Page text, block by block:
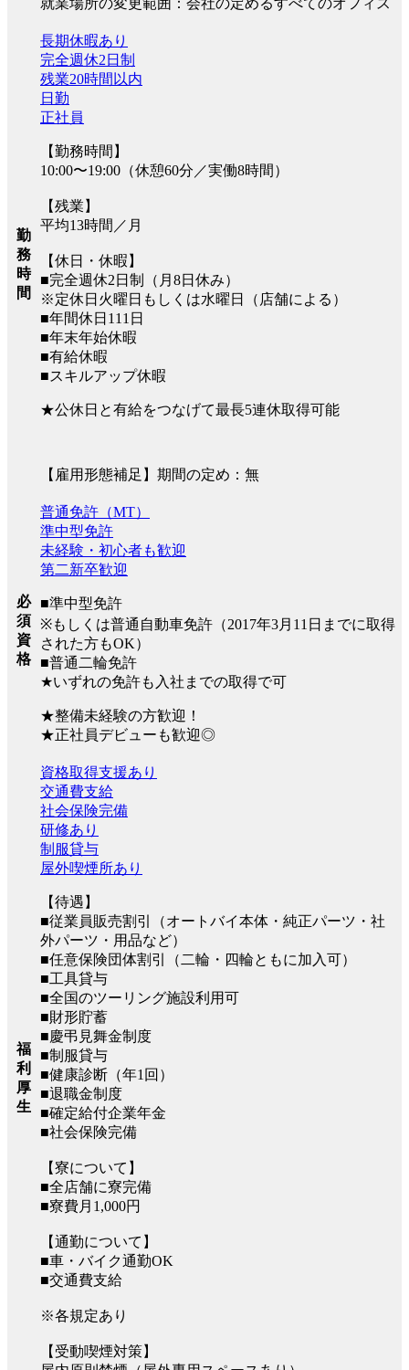
就業場所の変更範囲：会社の定めるすべてのオフィス
勤
務
時
間
長期休暇あり
完全週休2日制
残業20時間以内
日勤
正社員
【勤務時間】
10:00〜19:00（休憩60分／実働8時間）
【残業】
平均13時間／月
【休日・休暇】
■完全週休2日制（月8日休み）
※定休日火曜日もしくは水曜日（店舗による）
■年間休日111日
■年末年始休暇
■有給休暇
■スキルアップ休暇
★公休日と有給をつなげて最長5連休取得可能
【雇用形態補足】期間の定め：無
必
須
資
格
普通免許（MT）
準中型免許
未経験・初心者も歓迎
第二新卒歓迎
■準中型免許
※もしくは普通自動車免許（2017年3月11日までに取得
された方もOK）
■普通二輪免許
★いずれの免許も入社までの取得で可
★整備未経験の方歓迎！
★正社員デビューも歓迎◎
福
利
厚
生
資格取得支援あり
交通費支給
社会保険完備
研修あり
制服貸与
屋外喫煙所あり
【待遇】
■従業員販売割引（オートバイ本体・純正パーツ・社
外パーツ・用品など）
■任意保険団体割引（二輪・四輪ともに加入可）
■工具貸与
■全国のツーリング施設利用可
■財形貯蓄
■慶弔見舞金制度
■制服貸与
■健康診断（年1回）
■退職金制度
■確定給付企業年金
■社会保険完備
【寮について】
■全店舗に寮完備
■寮費月1,000円
【通勤について】
■車・バイク通勤OK
■交通費支給
※各規定あり
【受動喫煙対策】